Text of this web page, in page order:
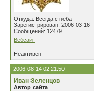
Откуда: Всегда с неба
Зарегистрирован: 2006-03-16
Сообщений: 12479
Вебсайт
Неактивен
2006-08-14 02:21:50
Иван Зеленцов
Автор сайта